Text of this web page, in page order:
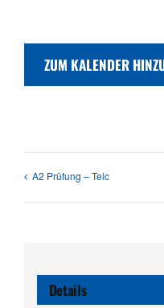
ZUM KALENDER
A2 Prüfung – Telc
Details